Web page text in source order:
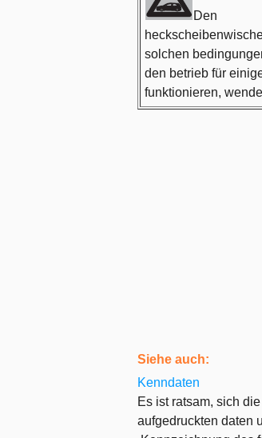
Den
solchen
den betrieb für
funktionieren,
Siehe auch:
Kenndaten
Es ist ratsam, sich
aufgedruckten daten